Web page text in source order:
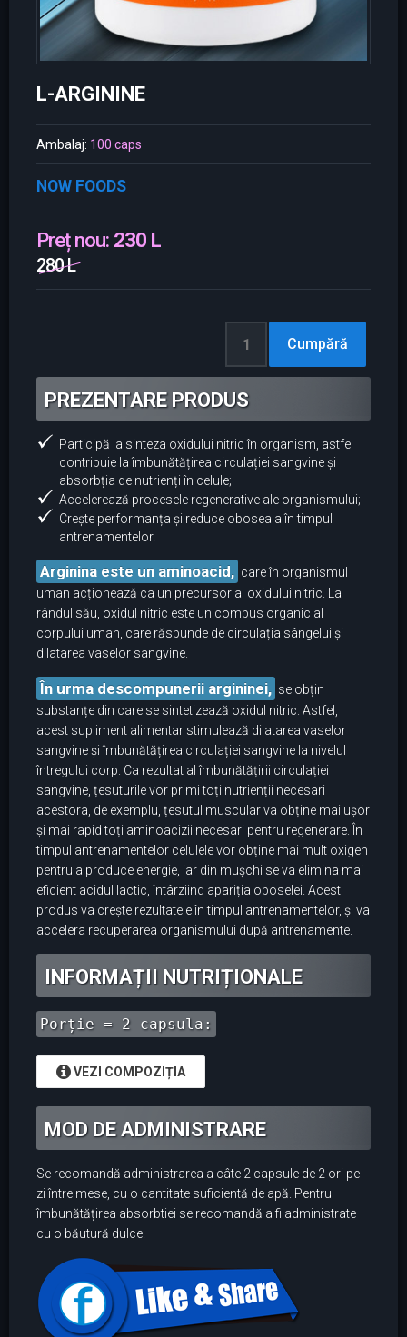
L-ARGININE
Ambalaj: 100 caps
NOW FOODS
Preț nou: 230 L
280 L
PREZENTARE PRODUS
Participă la sinteza oxidului nitric în organism, astfel
contribuie la îmbunătățirea circulației sangvine și
absorbția de nutrienți în celule;
Accelerează procesele regenerative ale organismului;
Crește performanța și reduce oboseala în timpul
antrenamentelor.
Arginina este un aminoacid, care în organismul
uman acționează ca un precursor al oxidului nitric. La
rândul său, oxidul nitric este un compus organic al
corpului uman, care răspunde de circulația sângelui și
dilatarea vaselor sangvine.
În urma descompunerii argininei, se obțin
substanțe din care se sintetizează oxidul nitric. Astfel,
acest supliment alimentar stimulează dilatarea vaselor
sangvine și îmbunătățirea circulației sangvine la nivelul
întregului corp. Ca rezultat al îmbunătățirii circulației
sangvine, țesuturile vor primi toți nutrienții necesari
acestora, de exemplu, țesutul muscular va obține mai ușor
și mai rapid toți aminoacizii necesari pentru regenerare. În
timpul antrenamentelor celulele vor obține mai mult oxigen
pentru a produce energie, iar din mușchi se va elimina mai
eficient acidul lactic, întârziind apariția oboselei. Acest
produs va crește rezultatele în timpul antrenamentelor, și va
accelera recuperarea organismului după antrenamente.
INFORMAȚII NUTRIȚIONALE
Porție = 2 capsula:
VEZI COMPOZIȚIA
MOD DE ADMINISTRARE
Se recomandă administrarea a câte 2 capsule de 2 ori pe
zi între mese, cu o cantitate suficientă de apă. Pentru
îmbunătățirea absorbtiei se recomandă a fi administrate
cu o băutură dulce.